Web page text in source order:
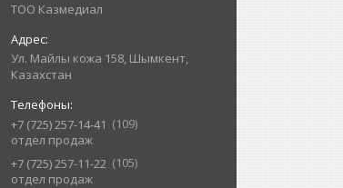
ТОО Казмедиал
Ул. Майлы кожа 158, Шымкент,
Казахстан
+7 (725) 257-14-41
109
отдел продаж
+7 (725) 257-11-22
105
отдел продаж